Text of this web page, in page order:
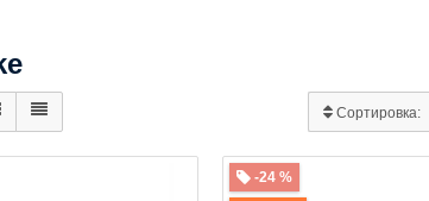
Сортировка:
-24 %